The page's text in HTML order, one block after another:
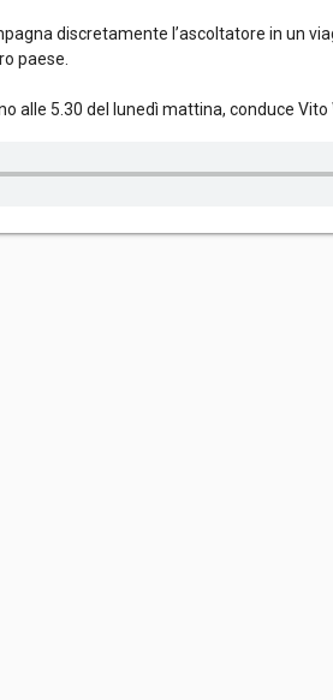
discretamente l’ascoltatore in un
paese.
alle 5.30 del lunedì mattina, conduce Vito